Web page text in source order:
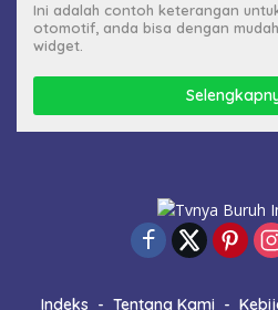
Ini adalah contoh keterangan
otomotif, anda bisa dengan
widget.
Indeks Tentang Kami